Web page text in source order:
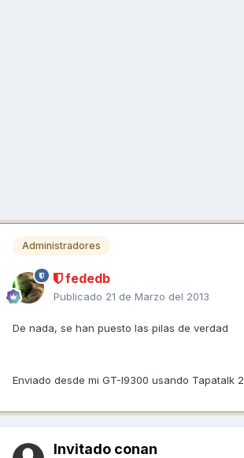
Administradores
fededb
Publicado 21 de Marzo del 2013
De nada, se han puesto las pilas de verdad
Enviado desde mi GT-I9300 usando Tapatalk 2
Invitado conan